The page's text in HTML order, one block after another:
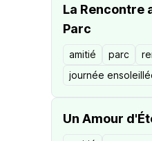
La Rencontre
Parc
amitié parc
journée
Un Amour